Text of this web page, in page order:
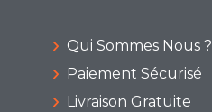
Qui Sommes Nous ?
Paiement Sécurisé
Livraison Gratuite